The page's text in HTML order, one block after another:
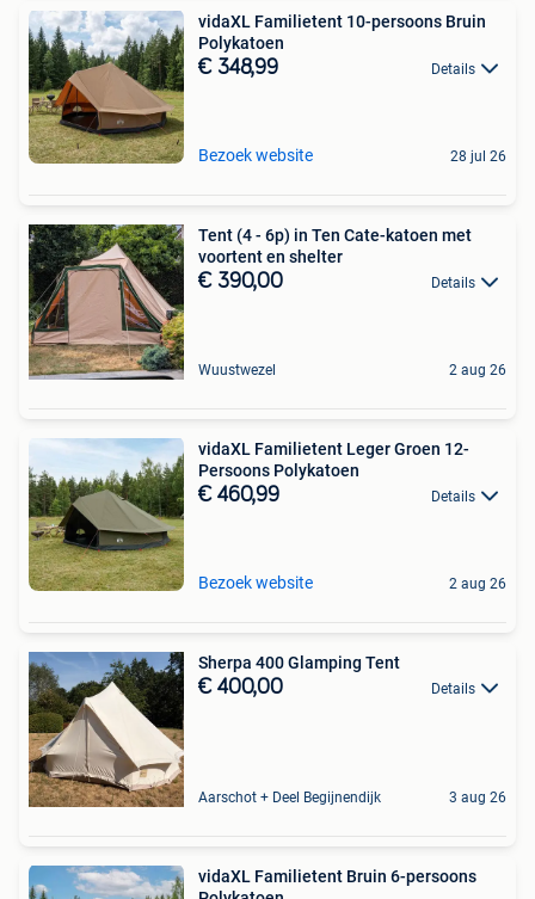
vidaXL Familietent 10-persoons Bruin
Polykatoen
€ 348,99 Details
Bezoek website 28 jul 26
Tent (4 - 6p) in Ten Cate-katoen met
voortent en shelter
€ 390,00 Details
Wuustwezel 2 aug 26
vidaXL Familietent Leger Groen 12-
Persoons Polykatoen
€ 460,99 Details
Bezoek website 2 aug 26
Sherpa 400 Glamping Tent
€ 400,00 Details
Aarschot + Deel Begijnendijk 3 aug 26
vidaXL Familietent Bruin 6-persoons